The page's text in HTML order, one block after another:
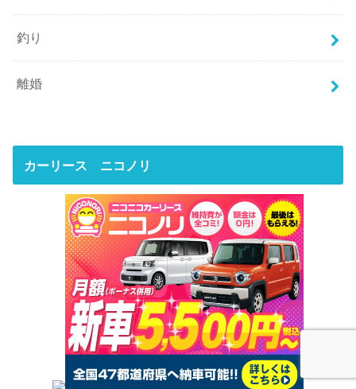
釣り
離婚
カーリース ニコノリ